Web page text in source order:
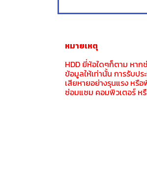
หมายเหตุ
HDD ยี่ห้อใดๆก็ตาม หาก
ข้อมูลให้เท่านั้น การรับป
เสียหายอย่างรุนแรง ห
ซ่อมแซม คอมพิวเตอร์ ห